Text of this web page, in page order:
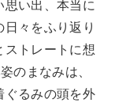
思い出、本当に
々をふり返り
ストレートに想
のまなみは、
ぐるみの頭を外